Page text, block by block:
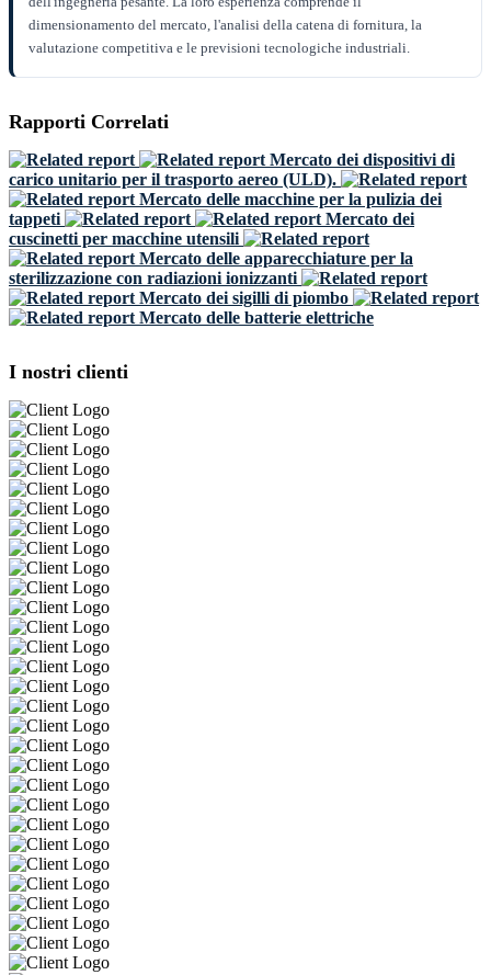
dimensionamento del mercato, l'analisi della catena di fornitura, la
valutazione competitiva e le previsioni tecnologiche industriali.
Rapporti Correlati
Mercato dei dispositivi di
carico unitario per il trasporto aereo (ULD).
Mercato delle macchine per la pulizia dei
tappeti
Mercato dei
cuscinetti per macchine utensili
Mercato delle apparecchiature per la
sterilizzazione con radiazioni ionizzanti
Mercato dei sigilli di piombo
Mercato delle batterie elettriche
I nostri clienti